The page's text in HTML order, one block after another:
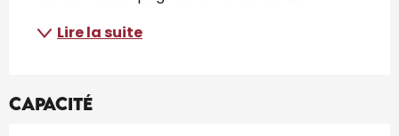
Lire la suite
Capacité